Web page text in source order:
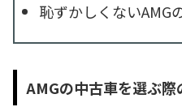
恥ずかしくないAMG
AMGの中古車を選ぶ際